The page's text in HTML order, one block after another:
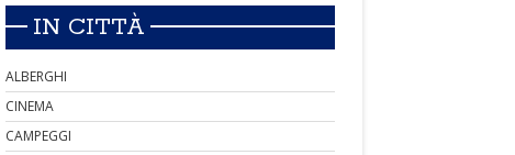
IN CITTÀ
ALBERGHI
CINEMA
CAMPEGGI